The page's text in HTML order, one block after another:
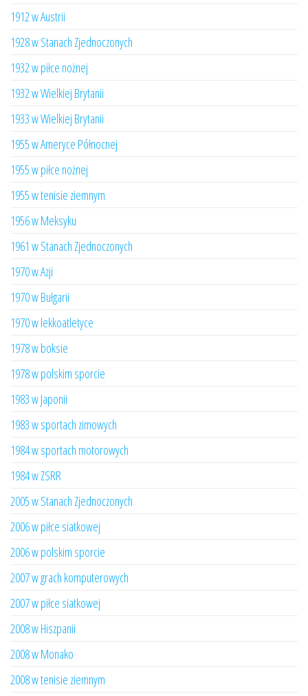
1912 w Austrii
1928 w Stanach Zjednoczonych
1932 w piłce nożnej
1932 w Wielkiej Brytanii
1933 w Wielkiej Brytanii
1955 w Ameryce Północnej
1955 w piłce nożnej
1955 w tenisie ziemnym
1956 w Meksyku
1961 w Stanach Zjednoczonych
1970 w Azji
1970 w Bułgarii
1970 w lekkoatletyce
1978 w boksie
1978 w polskim sporcie
1983 w Japonii
1983 w sportach zimowych
1984 w sportach motorowych
1984 w ZSRR
2005 w Stanach Zjednoczonych
2006 w piłce siatkowej
2006 w polskim sporcie
2007 w grach komputerowych
2007 w piłce siatkowej
2008 w Hiszpanii
2008 w Monako
2008 w tenisie ziemnym